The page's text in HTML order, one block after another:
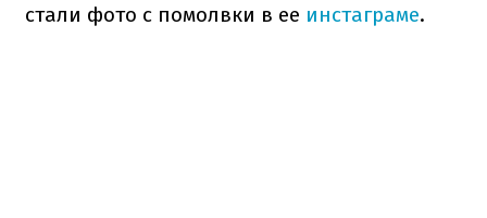
стали фото с помолвки в ее инстаграме.